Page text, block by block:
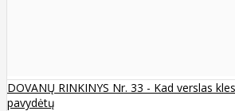
DOVANŲ RINKINYS Nr. 33 - Kad verslas
pavydėtų